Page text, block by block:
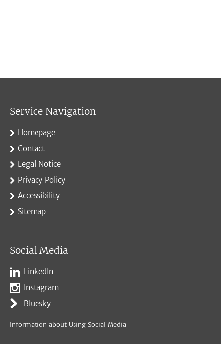
Service Navigation
Homepage
Contact
Legal Notice
Privacy Policy
Accessibility
Sitemap
Social Media
LinkedIn
Instagram
Bluesky
Information about Using Social Media